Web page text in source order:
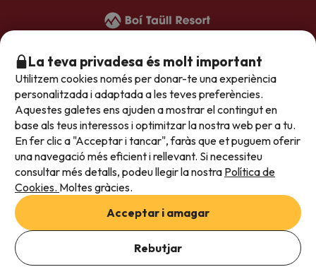
La teva privadesa és molt important
Utilitzem cookies només per donar-te una experiència
personalitzada i adaptada a les teves preferències.
Aquestes galetes ens ajuden a mostrar el contingut en
base als teus interessos i optimitzar la nostra web per a tu.
En fer clic a "Acceptar i tancar", faràs que et puguem oferir
una navegació més eficient i rellevant. Si necessiteu
consultar més detalls, podeu llegir la nostra Política de
Cookies. Moltes gràcies.
Acceptar i amagar
Rebutjar
Aquest allotjament no té habitacions disponibles
+34 973 696 264(hotels)
reservas@boitaullresort.com
Condicions generals
Política de privacitat
Avís legal
Treballa amb nosaltres
Viajesparati S.L.U. Copyright Boí Taüll Resort ​2020 - 2026